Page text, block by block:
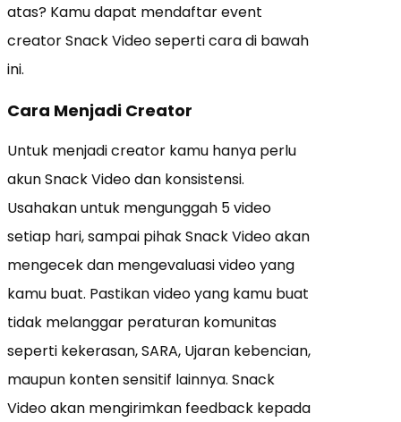
atas? Kamu dapat mendaftar event
creator Snack Video seperti cara di bawah
ini.
Cara Menjadi Creator
Untuk menjadi creator kamu hanya perlu
akun Snack Video dan konsistensi.
Usahakan untuk mengunggah 5 video
setiap hari, sampai pihak Snack Video akan
mengecek dan mengevaluasi video yang
kamu buat. Pastikan video yang kamu buat
tidak melanggar peraturan komunitas
seperti kekerasan, SARA, Ujaran kebencian,
maupun konten sensitif lainnya. Snack
Video akan mengirimkan feedback kepada